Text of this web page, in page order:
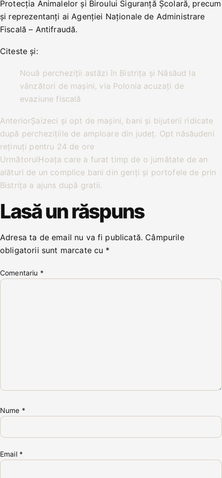
Protecția Animalelor și Biroului Siguranță Școlară, precum
și reprezentanți ai Agenţiei Naţionale de Administrare
Fiscală – Antifraudă.
Citeste și:
Nouă percheziții astăzi în Bistrița și Năsăud la
vânzători de mașini, via Polonia acuzați de
evaziune fiscală
AnteriorȘaizeci și opt de mașini, bani și bijuterii ridicate
după perchezițiile de amploare din județ. Opt năsăudeni
reținuți pentru 24 de ore
UrmătorulHoața care a furat timp de o jumătate de an
alături de un complice bani din genți și portofele de prin
Bistrița a ajuns după gratii.
Lasă un răspuns
Adresa ta de email nu va fi publicată. Câmpurile
obligatorii sunt marcate cu *
Comentariu *
Nume *
Email *